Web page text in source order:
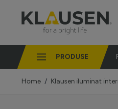
PRODUSE
Home / Klausen iluminat